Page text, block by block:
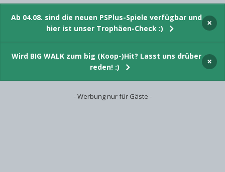
Ab 04.08. sind die neuen PSPlus-Spiele verfügbar und
hier ist unser Trophäen-Check :)
×
Wird BIG WALK zum big (Koop-)Hit? Lasst uns drüber
reden! :)
×
- Werbung nur für Gäste -